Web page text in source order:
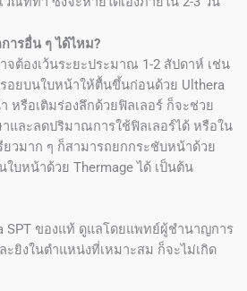
ารอื่น ๆ ได้ไหม?
ต้องเว้นระยะประมาณ 1-2 สัปดาห์ เช่น
อยบนใบหน้าให้ตื้นขึ้นก่อนด้วย Ulthera
หรือเติมร่องลึกด้วยฟิลเลอร์ ก็จะช่วย
และลดปริมาณการใช้ฟิลเลอร์ได้ หรือใน
วมาก ๆ ก็สามารถยกกระชับหน้าด้วย
บหน้าด้วย Thermage ได้ เป็นต้น
SPT ของแท้ ดูแลโดยแพทย์ผู้ชำนาญการ
ะยิงในตำแหน่งที่เหมาะสม ก็จะไม่เกิด